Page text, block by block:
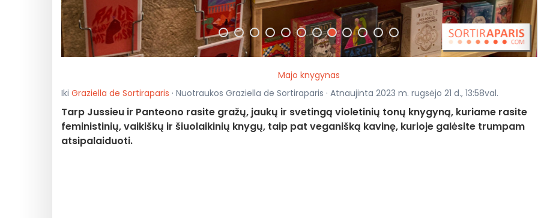
Majo knygynas
Iki Graziella de Sortiraparis · Nuotraukos Graziella de Sortiraparis · Atnaujinta 2023 m. rugsėjo 21 d., 13:58val.
Tarp Jussieu ir Panteono rasite gražų, jaukų ir svetingą violetinių tonų knygyną, kuriame rasite
feministinių, vaikiškų ir šiuolaikinių knygų, taip pat veganišką kavinę, kurioje galėsite trumpam
atsipalaiduoti.